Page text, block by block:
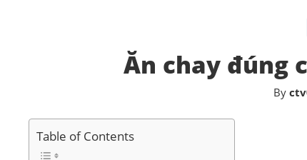
Ăn chay đúng
By
Table of Contents